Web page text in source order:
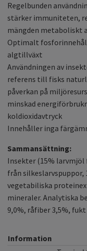
Regelbunden
stärker immuniteten,
mängden metaboliskt
Optimalt
algtillväxt
Användningen av
referens till fisks
påverkan på
minskad
koldioxidavtryck
Innehåller inga
Sammansättning:
Insekter (15%
från
vegetabiliska
mineraler. Analytiska
9,0%, råfiber 3,5%, fukt
Information